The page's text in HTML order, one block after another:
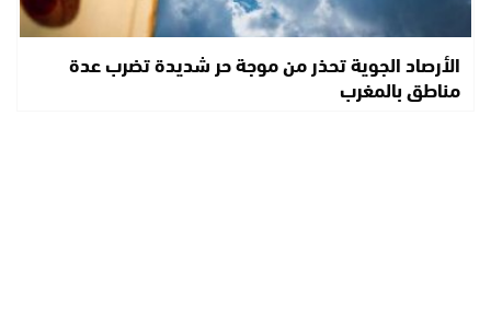
الأرصاد الجوية تحذر من موجة حر شديدة تضرب عدة
مناطق بالمغرب